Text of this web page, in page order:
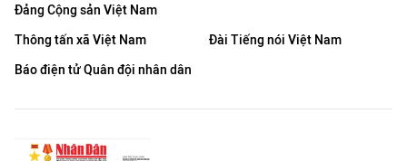
Đảng Cộng sản Việt Nam
Thông tấn xã Việt Nam
Đài Tiếng nói Việt Nam
Báo điện tử Quân đội nhân dân